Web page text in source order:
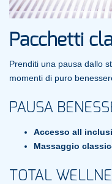
Pacchetti
Prenditi una pausa dallo
momenti di puro
PAUSA
Accesso all
Massaggio
TOTAL